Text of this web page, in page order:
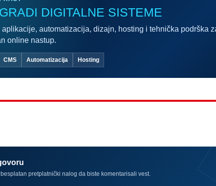
GRADI DIGITALNE SISTEME
automatizacija, dizajn, hosting i tehnička podrška
online nastup.
CMS Automatizacija Hosting
pretplatnički nalog da biste komentarisali vest.